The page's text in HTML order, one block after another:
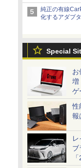
から
純正の有線
化するアダプタ
Special
お
増
ゲ
性
報
ブ